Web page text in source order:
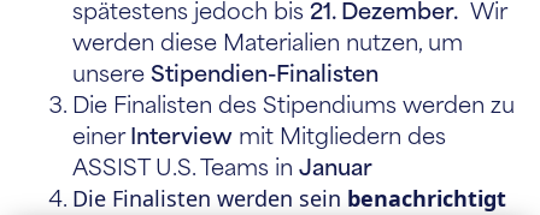
spätestens jedoch bis21. Dezember. Wir
werden diese Materialien nutzen, um
unsereStipendien-Finalisten
Die Finalisten des Stipendiums werden zu
einerInterview mit Mitgliedern des
ASSIST U.S. Teams in Januar
Die Finalisten werden sein benachrichtigt